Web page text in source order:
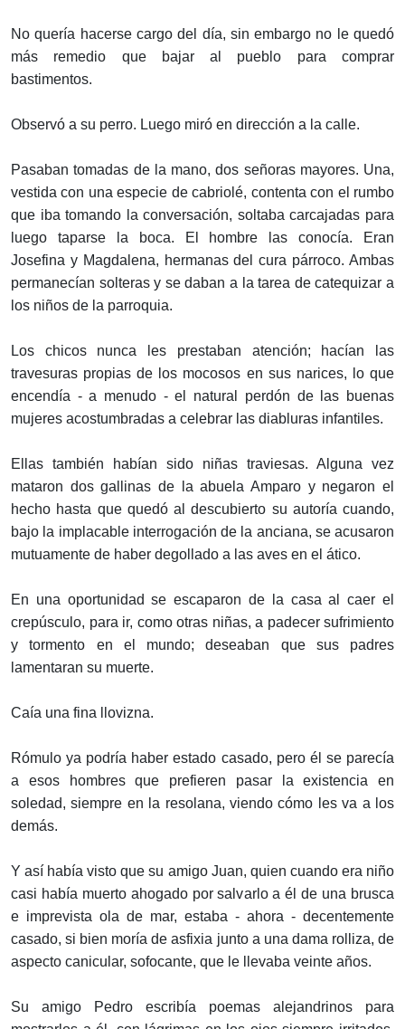
No quería hacerse cargo del día, sin embargo no le quedó
más remedio que bajar al pueblo para comprar
bastimentos.
Observó a su perro. Luego miró en dirección a la calle.
Pasaban tomadas de la mano, dos señoras mayores. Una,
vestida con una especie de cabriolé, contenta con el rumbo
que iba tomando la conversación, soltaba carcajadas para
luego taparse la boca. El hombre las conocía. Eran
Josefina y Magdalena, hermanas del cura párroco. Ambas
permanecían solteras y se daban a la tarea de catequizar a
los niños de la parroquia.
Los chicos nunca les prestaban atención; hacían las
travesuras propias de los mocosos en sus narices, lo que
encendía - a menudo - el natural perdón de las buenas
mujeres acostumbradas a celebrar las diabluras infantiles.
Ellas también habían sido niñas traviesas. Alguna vez
mataron dos gallinas de la abuela Amparo y negaron el
hecho hasta que quedó al descubierto su autoría cuando,
bajo la implacable interrogación de la anciana, se acusaron
mutuamente de haber degollado a las aves en el ático.
En una oportunidad se escaparon de la casa al caer el
crepúsculo, para ir, como otras niñas, a padecer sufrimiento
y tormento en el mundo; deseaban que sus padres
lamentaran su muerte.
Caía una fina llovizna.
Rómulo ya podría haber estado casado, pero él se parecía
a esos hombres que prefieren pasar la existencia en
soledad, siempre en la resolana, viendo cómo les va a los
demás.
Y así había visto que su amigo Juan, quien cuando era niño
casi había muerto ahogado por salvarlo a él de una brusca
e imprevista ola de mar, estaba - ahora - decentemente
casado, si bien moría de asfixia junto a una dama rolliza, de
aspecto canicular, sofocante, que le llevaba veinte años.
Su amigo Pedro escribía poemas alejandrinos para